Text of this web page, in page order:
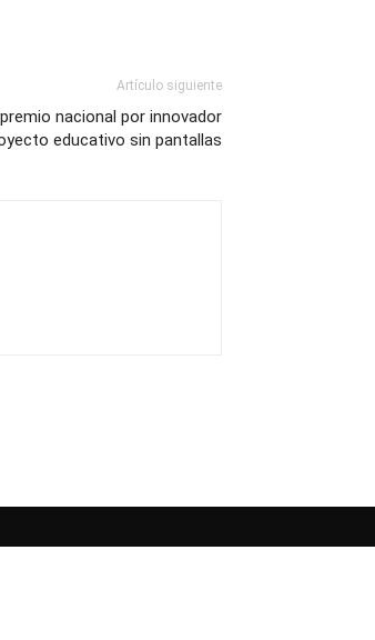
Artículo siguiente
nacional por innovador
educativo sin pantallas